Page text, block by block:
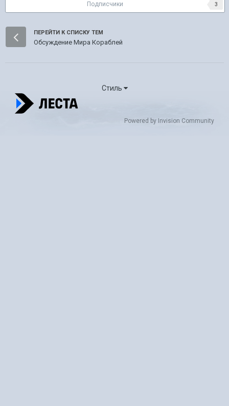
Подписчики 3
ПЕРЕЙТИ К СПИСКУ ТЕМ
Обсуждение Мира Кораблей
Стиль
Powered by Invision Community